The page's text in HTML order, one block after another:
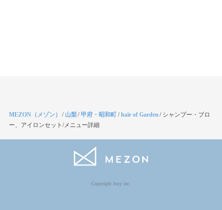
MEZON（メゾン） / 山梨/甲府・昭和町 /hair of Garden/ シャンプー・ブロ
ー、アイロンセット/メニュー詳細
Copyright Jocy inc.